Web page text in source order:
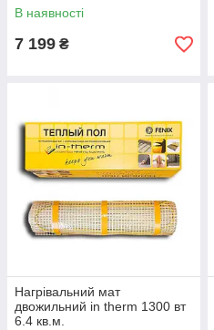
В наявності
7 199 ₴
Нагрівальний мат
двожильний in therm 1300 вт
6.4 кв.м.